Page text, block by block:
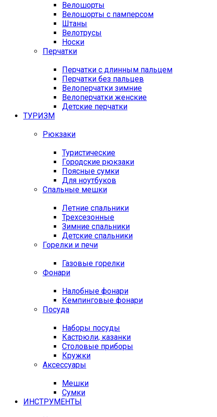
Велошорты
Велошорты с памперсом
Штаны
Велотрусы
Носки
Перчатки
Перчатки с длинным пальцем
Перчатки без пальцев
Велоперчатки зимние
Велоперчатки женские
Детские перчатки
ТУРИЗМ
Рюкзаки
Туристические
Городские рюкзаки
Поясные сумки
Для ноутбуков
Спальные мешки
Летние спальники
Трехсезонные
Зимние спальники
Детские спальники
Горелки и печи
Газовые горелки
Фонари
Налобные фонари
Кемпинговые фонари
Посуда
Наборы посуды
Кастрюли, казанки
Столовые приборы
Кружки
Аксессуары
Мешки
Сумки
ИНСТРУМЕНТЫ